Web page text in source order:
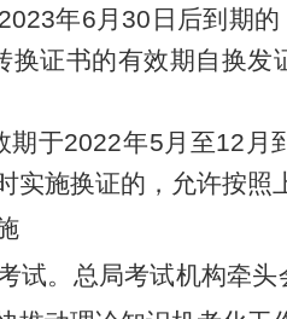
2023年6月 30 日后到期的
换证书的有效期自换发
期于2022年5月至12 月
实施换证的，允许按照
试。 总局考试机构牵头